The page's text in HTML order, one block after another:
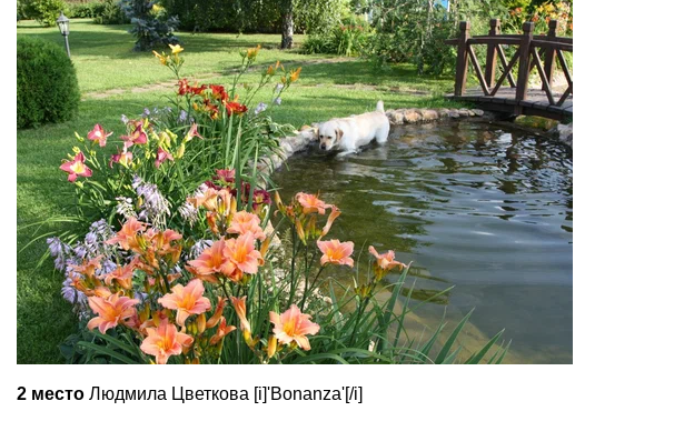
2 место Людмила Цветкова [i]'Bonanza'[/i]